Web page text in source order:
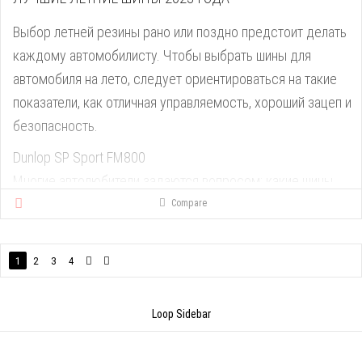
Выбор летней резины рано или поздно предстоит делать
каждому автомобилисту. Чтобы выбрать шины для
автомобиля на лето, следует ориентироваться на такие
показатели, как отличная управляемость, хороший зацеп и
безопасность.
Dunlop SP Sport FM800
Многие автолюбители задаются вопросом: какие шины
выбрать на лето. Здесь необходимо понимать, что вы
лучших шин для лета начинает Dunlop SP Sport FM800.
Данная модель является летними комфортными шинами,
ориентированными на широкий спектр автомобилей
среднего класса.
Compare
1 2 3 4
Loop Sidebar